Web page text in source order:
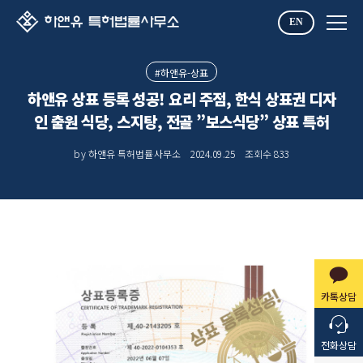
EN
카톡상담
전화상담
#하앤유-상표
하앤유 상표 등록 성공! 요리 주점, 한식 상표권 디자
인 출원 식당, 스지탕, 전골 ”보스식당” 상표 특허
by 하앤유 특허법률사무소 2024.09.25 조회수833